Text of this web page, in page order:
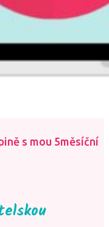
s mou 5měsíční